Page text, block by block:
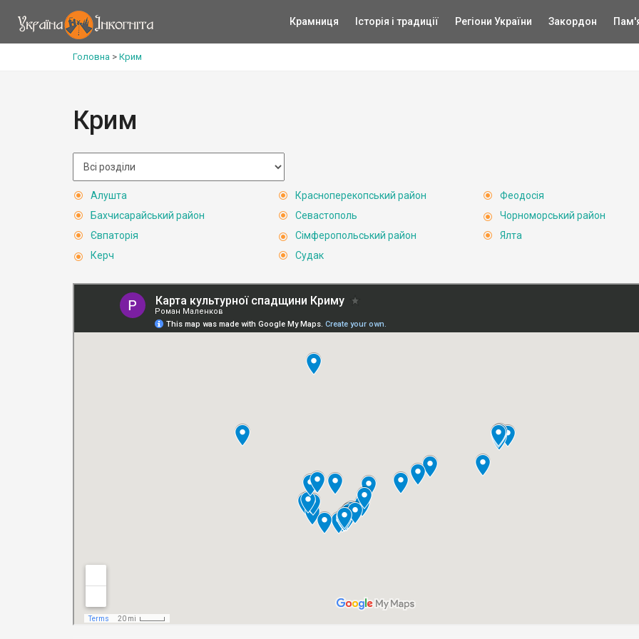
Крамниця Історія і традиції Регіони України Закордон
Головна > Крим
Крим
Алушта
Бахчисарайський район
Євпаторія
Керч
Красноперекопський район
Севастополь
Сімферопольський район
Судак
Феодосія
Чорноморський район
Ялта